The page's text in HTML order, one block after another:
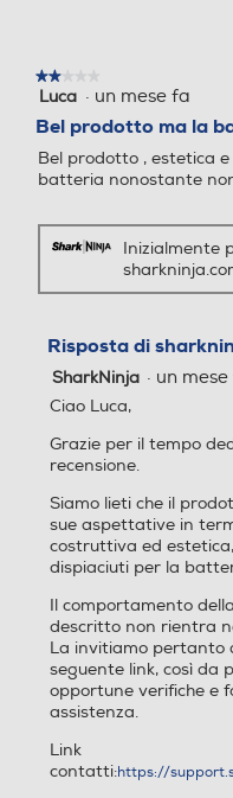
★★★★★
★★★★★
2
5
stelle.
Luca · un mese fa
Bel prodotto ma la
Bel prodotto , estetica
batteria nonostante
Inizialmente
Risposta di
SharkNinja · un
Ciao Luca,
Grazie per il tempo
recensione.
Siamo lieti che il
sue aspettative in
costruttiva ed
dispiaciuti per la
Il comportamento
descritto non rientra
La invitiamo
seguente link, così da
opportune verifiche e
assistenza.
Link
contatti:https://